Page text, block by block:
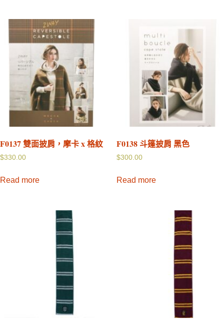
F0137 雙面披肩，摩卡 x 格紋
$330.00
Read more
F0138 斗篷披肩 黑色
$300.00
Read more